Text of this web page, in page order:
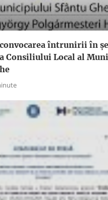
întrunirii în
Consiliului Local al